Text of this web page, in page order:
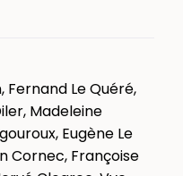
Fernand Le Quéré,
Madeleine
Eugène Le
Cornec, Françoise